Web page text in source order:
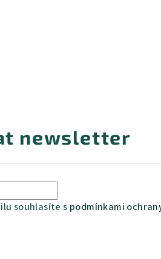
newsletter
souhlasíte s podmínkami